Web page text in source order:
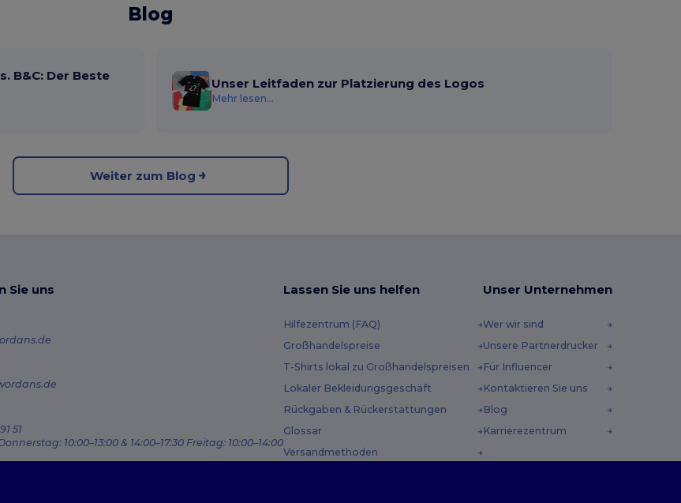
Blog
B&C: Der Beste
Unser Leitfaden zur Platzierung des Logos
Mehr lesen...
Weiter zum Blog
Sie uns
51
10:00–13:00 & 14:00–17:30 Freitag: 10:00–14:00
Lassen Sie uns helfen
Hilfezentrum (FAQ)
Großhandelspreise
T-Shirts lokal zu Großhandelspreisen
Lokaler Bekleidungsgeschäft
Rückgaben & Rückerstattungen
Glossar
Versandmethoden
Unser Unternehmen
Wer wir sind
Unsere Partnerdrucker
Für Influencer
Kontaktieren Sie uns
Blog
Karrierezentrum